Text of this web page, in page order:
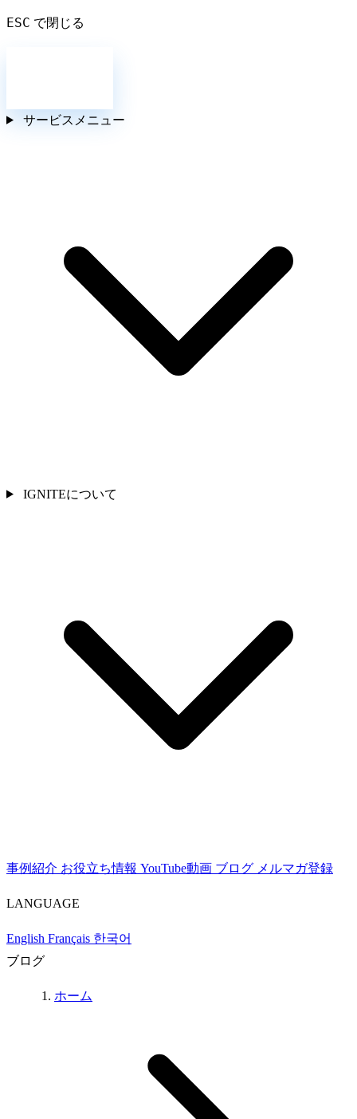
ESC で閉じる
サービスメニュー
IGNITEについて
事例紹介 お役立ち情報 YouTube動画 ブログ メルマガ登録
LANGUAGE
English Français 한국어
ブログ
ホーム